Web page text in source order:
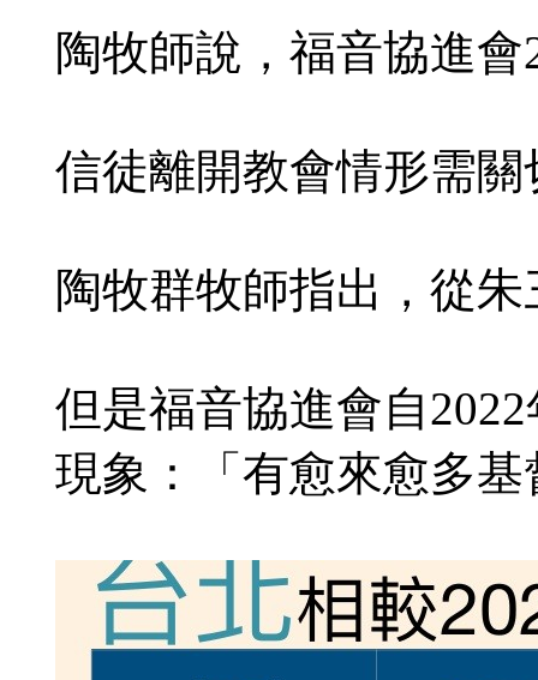
陶牧師說，福音協進
信徒離開教會情形需關
陶牧群牧師指出，從
但是福音協進會自
現象：「有愈來愈多